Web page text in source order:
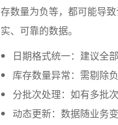
存数量为负等，都可能导
实、可靠的数据。
日期格式统一：建议全
库存数量异常：需剔除
分批次处理：如有多批
动态更新：数据随业务